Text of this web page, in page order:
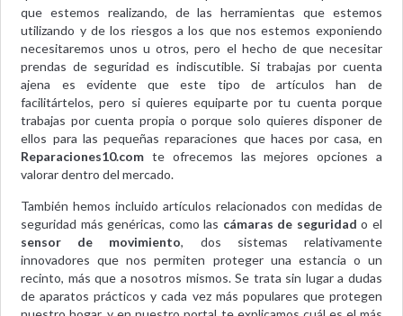
que estemos realizando, de las herramientas que estemos
utilizando y de los riesgos a los que nos estemos exponiendo
necesitaremos unos u otros, pero el hecho de que necesitar
prendas de seguridad es indiscutible. Si trabajas por cuenta
ajena es evidente que este tipo de artículos han de
facilitártelos, pero si quieres equiparte por tu cuenta porque
trabajas por cuenta propia o porque solo quieres disponer de
ellos para las pequeñas reparaciones que haces por casa, en
Reparaciones10.com te ofrecemos las mejores opciones a
valorar dentro del mercado.
También hemos incluido artículos relacionados con medidas de
seguridad más genéricas, como las cámaras de seguridad o el
sensor de movimiento, dos sistemas relativamente
innovadores que nos permiten proteger una estancia o un
recinto, más que a nosotros mismos. Se trata sin lugar a dudas
de aparatos prácticos y cada vez más populares que protegen